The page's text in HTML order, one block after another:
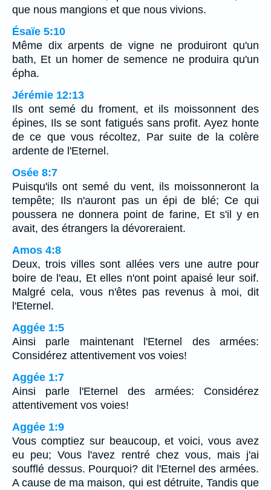
que nous mangions et que nous vivions.
Ésaïe 5:10
Même dix arpents de vigne ne produiront qu'un
bath, Et un homer de semence ne produira qu'un
épha.
Jérémie 12:13
Ils ont semé du froment, et ils moissonnent des
épines, Ils se sont fatigués sans profit. Ayez honte
de ce que vous récoltez, Par suite de la colère
ardente de l'Eternel.
Osée 8:7
Puisqu'ils ont semé du vent, ils moissonneront la
tempête; Ils n'auront pas un épi de blé; Ce qui
poussera ne donnera point de farine, Et s'il y en
avait, des étrangers la dévoreraient.
Amos 4:8
Deux, trois villes sont allées vers une autre pour
boire de l'eau, Et elles n'ont point apaisé leur soif.
Malgré cela, vous n'êtes pas revenus à moi, dit
l'Eternel.
Aggée 1:5
Ainsi parle maintenant l'Eternel des armées:
Considérez attentivement vos voies!
Aggée 1:7
Ainsi parle l'Eternel des armées: Considérez
attentivement vos voies!
Aggée 1:9
Vous comptiez sur beaucoup, et voici, vous avez
eu peu; Vous l'avez rentré chez vous, mais j'ai
soufflé dessus. Pourquoi? dit l'Eternel des armées.
A cause de ma maison, qui est détruite, Tandis que